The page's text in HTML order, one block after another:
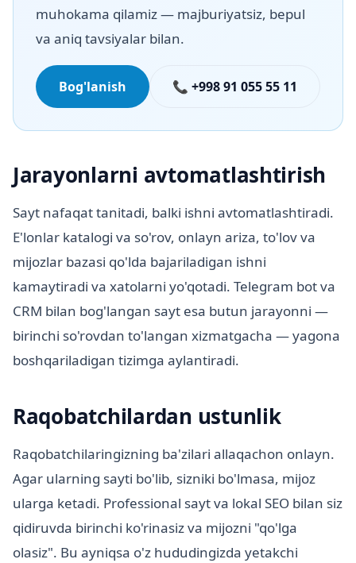
muhokama qilamiz — majburiyatsiz, bepul
va aniq tavsiyalar bilan.
Bog'lanish 📞 +998 91 055 55 11
Jarayonlarni avtomatlashtirish
Sayt nafaqat tanitadi, balki ishni avtomatlashtiradi.
E'lonlar katalogi va so'rov, onlayn ariza, to'lov va
mijozlar bazasi qo'lda bajariladigan ishni
kamaytiradi va xatolarni yo'qotadi. Telegram bot va
CRM bilan bog'langan sayt esa butun jarayonni —
birinchi so'rovdan to'langan xizmatgacha — yagona
boshqariladigan tizimga aylantiradi.
Raqobatchilardan ustunlik
Raqobatchilaringizning ba'zilari allaqachon onlayn.
Agar ularning sayti bo'lib, sizniki bo'lmasa, mijoz
ularga ketadi. Professional sayt va lokal SEO bilan siz
qidiruvda birinchi ko'rinasiz va mijozni "qo'lga
olasiz". Bu ayniqsa o'z hududingizda yetakchi